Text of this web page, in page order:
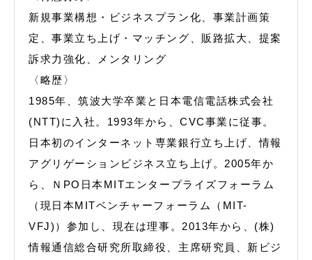
新規事業構想・ビジネスプラン化、事業計画策
定、事業立ち上げ・マッチング、販路拡大、提案
訴求力強化、メンタリング
〈略歴〉
1985年、筑波大学卒業と日本電信電話株式会社
(NTT)に入社。1993年から、CVC事業に従事。
日本初のインターネット専業銀行立ち上げ、情報
アグリゲーションビジネス立ち上げ。2005年か
ら、ＮPO日本MITエンタープライズフォーラム
（現日本MITベンチャーフォーラム（MIT-
VFJ)）参加し、現在は理事。2013年から、(株)
情報通信総合研究所取締役、主席研究員、新ビジ